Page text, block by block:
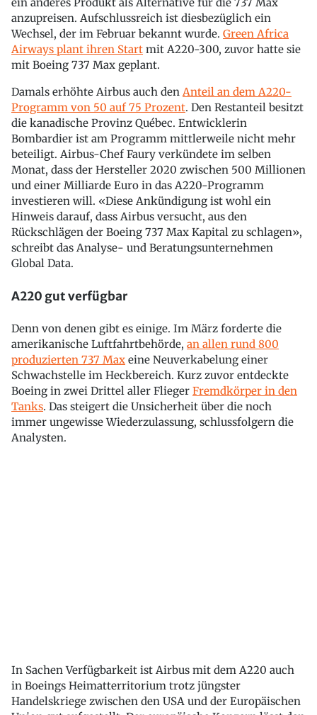
anzupreisen. Aufschlussreich ist diesbezüglich ein
Wechsel, der im Februar bekannt wurde. Green Africa
Airways plant ihren Start mit A220-300, zuvor hatte sie
mit Boeing 737 Max geplant.
Damals erhöhte Airbus auch den Anteil an dem A220-
Programm von 50 auf 75 Prozent. Den Restanteil besitzt
die kanadische Provinz Québec. Entwicklerin
Bombardier ist am Programm mittlerweile nicht mehr
beteiligt. Airbus-Chef Faury verkündete im selben
Monat, dass der Hersteller 2020 zwischen 500 Millionen
und einer Milliarde Euro in das A220-Programm
investieren will. «Diese Ankündigung ist wohl ein
Hinweis darauf, dass Airbus versucht, aus den
Rückschlägen der Boeing 737 Max Kapital zu schlagen»,
schreibt das Analyse- und Beratungsunternehmen
Global Data.
A220 gut verfügbar
Denn von denen gibt es einige. Im März forderte die
amerikanische Luftfahrtbehörde, an allen rund 800
produzierten 737 Max eine Neuverkabelung einer
Schwachstelle im Heckbereich. Kurz zuvor entdeckte
Boeing in zwei Drittel aller Flieger Fremdkörper in den
Tanks. Das steigert die Unsicherheit über die noch
immer ungewisse Wiederzulassung, schlussfolgern die
Analysten.
In Sachen Verfügbarkeit ist Airbus mit dem A220 auch
in Boeings Heimatterritorium trotz jüngster
Handelskriege zwischen den USA und der Europäischen